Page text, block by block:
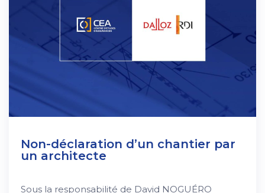
Non-déclaration d’un chantier par
un architecte
Sous la responsabilité de David NOGUÉRO